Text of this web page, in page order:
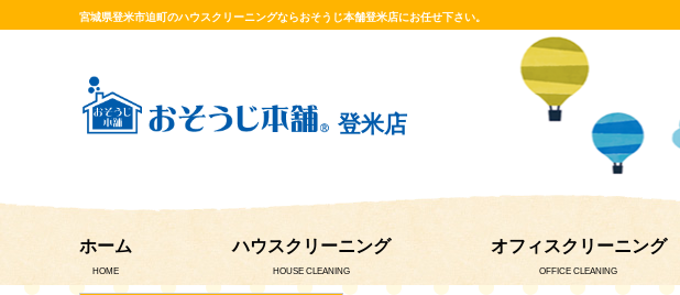
宮城県登米市迫町のハウスクリーニングならおそうじ本舗登米店にお任せ下さい。
登米店
ホーム
HOME
ハウスクリーニング
HOUSE CLEANING
オフィスクリーニング
OFFICE CLEANING